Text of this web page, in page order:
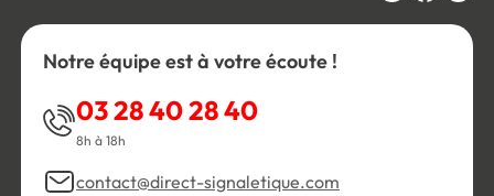
Notre équipe est à votre écoute !
03 28 40 28 40
8h à 18h
contact@direct-signaletique.com